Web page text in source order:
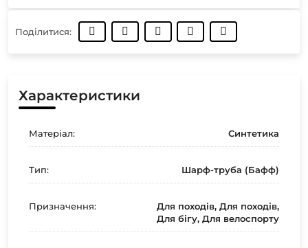
Поділитися:
Характеристики
Матеріал: Синтетика
Тип: Шарф-труба (Бафф)
Призначення:
Для походів, Для походів,
Для бігу, Для велоспорту